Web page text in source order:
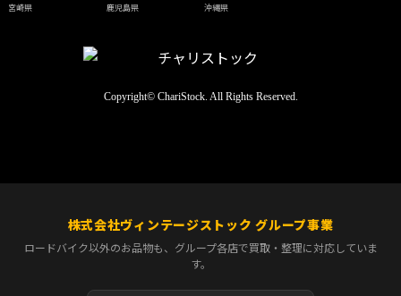
宮崎県
鹿児島県 沖縄県
Copyright© ChariStock. All Rights Reserved.
株式会社ヴィンテージストック グループ事業
ロードバイク以外のお品物も、グループ各店で買取・整理に対応していま
す。